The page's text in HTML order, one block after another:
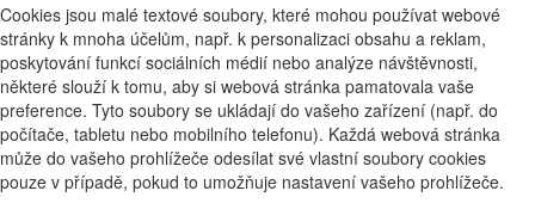
Cookies jsou malé textové soubory, které mohou používat webové
stránky k mnoha účelům, např. k personalizaci obsahu a reklam,
poskytování funkcí sociálních médií nebo analýze návštěvnosti,
některé slouží k tomu, aby si webová stránka pamatovala vaše
preference. Tyto soubory se ukládají do vašeho zařízení (např. do
počítače, tabletu nebo mobilního telefonu). Každá webová stránka
může do vašeho prohlížeče odesílat své vlastní soubory cookies
pouze v případě, pokud to umožňuje nastavení vašeho prohlížeče.